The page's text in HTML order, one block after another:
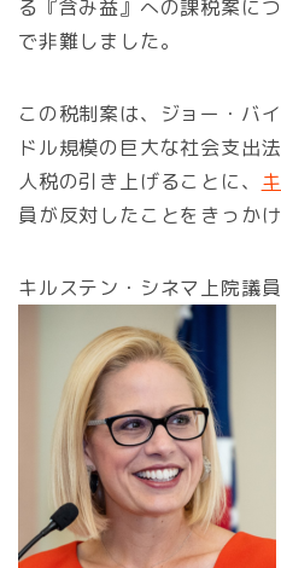
る『含み益』への課税案に
で非難しました。
この税制案は、ジョー・バ
ドル規模の巨大な社会支出
人税の引き上げることに、
員が反対したことをきっか
キルステン・シネマ上院議員